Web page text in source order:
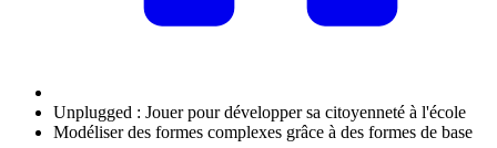
Unplugged : Jouer pour développer sa citoyenneté à l'école
Modéliser des formes complexes grâce à des formes de base